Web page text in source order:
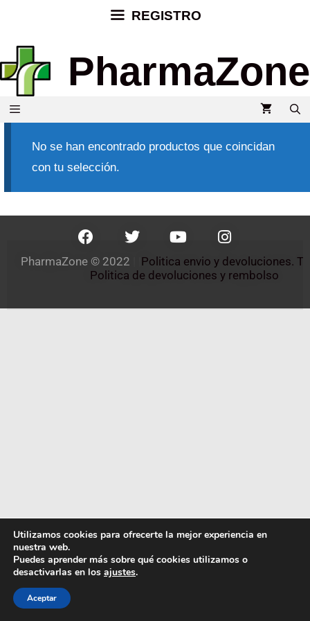
REGISTRO
PharmaZone
No se han encontrado productos que coincidan
con tu selección.
PharmaZone © 2022
Politica envio y devoluciones.
Politica de devoluciones y rembolso
0 artículos - 0,00
Utilizamos cookies para ofrecerte la mejor experiencia en
nuestra web.
Puedes aprender más sobre qué cookies utilizamos o
desactivarlas en los ajustes.
Aceptar